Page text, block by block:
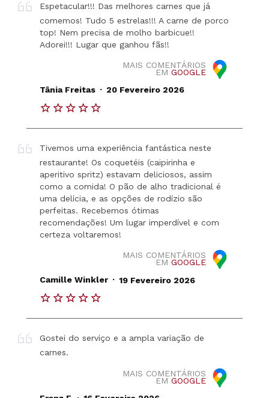
Espetacular!!! Das melhores carnes que já
comemos! Tudo 5 estrelas!!! A carne de porco
top! Nem precisa de molho barbicue!!
Adorei!!! Lugar que ganhou fãs!!
MAIS COMENTÁRIOS
EM GOOGLE
Tânia Freitas . 20 Fevereiro 2026
Tivemos uma experiência fantástica neste
restaurante! Os coquetéis (caipirinha e
aperitivo spritz) estavam deliciosos, assim
como a comida! O pão de alho tradicional é
uma delícia, e as opções de rodízio são
perfeitas. Recebemos ótimas
recomendações! Um lugar imperdível e com
certeza voltaremos!
MAIS COMENTÁRIOS
EM GOOGLE
Camille Winkler . 19 Fevereiro 2026
Gostei do serviço e a ampla variação de
carnes.
MAIS COMENTÁRIOS
EM GOOGLE
.